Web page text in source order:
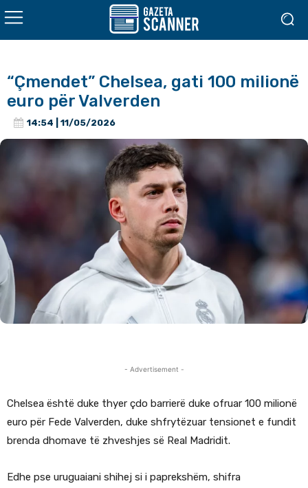
“Çmendet” Chelsea, gati 100 milionë
euro për Valverden
14:54 | 11/05/2026
- Advertisement -
Chelsea është duke thyer çdo barrierë duke ofruar 100 milionë
euro për Fede Valverden, duke shfrytëzuar tensionet e fundit
brenda dhomave të zhveshjes së Real Madridit.
Edhe pse uruguaiani shihej si i paprekshëm, shifra